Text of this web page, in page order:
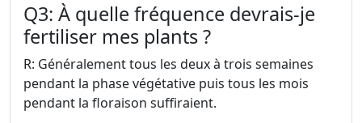
Q3: À quelle fréquence devrais-je
fertiliser mes plants ?
R: Généralement tous les deux à trois semaines
pendant la phase végétative puis tous les mois
pendant la floraison suffiraient.